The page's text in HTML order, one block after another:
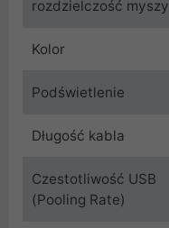
rozdzielczość myszy
Kolor
Podświetlenie
Długość kabla
Czestotliwość USB
(Pooling Rate)